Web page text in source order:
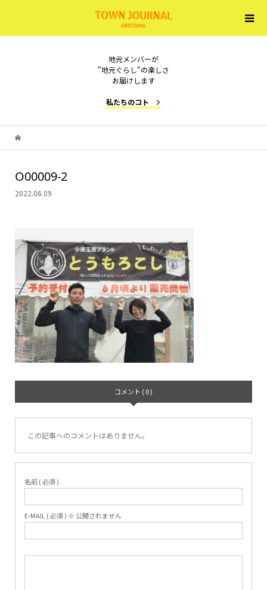
地元メンバーが
"地元ぐらし"の楽しさ
お届けします
私たちのコト
O00009-2
2022.06.09
コメント ( 0 )
この記事へのコメントはありません。
名前 ( 必須 )
E-MAIL ( 必須 ) ※ 公開されません